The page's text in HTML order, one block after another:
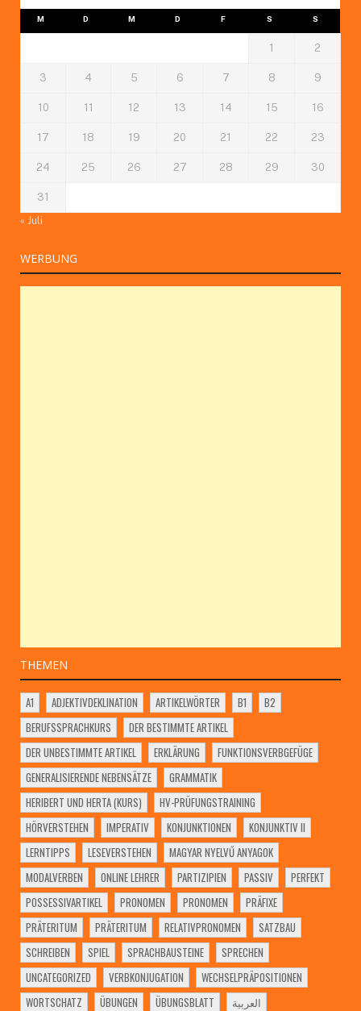
M D M D F S S
1 2
3 4 5 6 7 8 9
10 11 12 13 14 15 16
17 18 19 20 21 22 23
24 25 26 27 28 29 30
31
« Juli
WERBUNG
THEMEN
A1 ADJEKTIVDEKLINATION ARTIKELWÖRTER B1
B2
BERUFSSPRACHKURS
DER BESTIMMTE ARTIKEL
DER UNBESTIMMTE ARTIKEL
ERKLÄRUNG
FUNKTIONSVERBGEFÜGE
GENERALISIERENDE NEBENSÄTZE
GRAMMATIK
HERIBERT UND HERTA (KURS)
HV-PRÜFUNGSTRAINING
HÖRVERSTEHEN
IMPERATIV KONJUNKTIONEN
KONJUNKTIV II
LERNTIPPS
LESEVERSTEHEN
MAGYAR NYELVŰ ANYAGOK
MODALVERBEN
ONLINE LEHRER PARTIZIPIEN PASSIV
PERFEKT
POSSESSIVARTIKEL
PRONOMEN PRONOMEN
PRÄFIXE
PRÄTERITUM
PRÄTERITUM RELATIVPRONOMEN
SATZBAU
SCHREIBEN
SPIEL SPRACHBAUSTEINE
SPRECHEN
UNCATEGORIZED
VERBKONJUGATION
WECHSELPRÄPOSITIONEN
WORTSCHATZ
ÜBUNGEN ÜBUNGSBLATT العربية